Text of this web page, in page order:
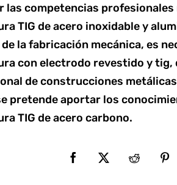
las competencias profesionales
TIG de acero inoxidable y
la fabricación mecánica, es
con electrodo revestido y tig,
de construcciones
pretende aportar los
TIG de acero carbono.